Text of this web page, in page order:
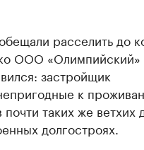
расселить до
ООО «Олимпийский»
застройщик
к
таких же ветхих
долгостроях.